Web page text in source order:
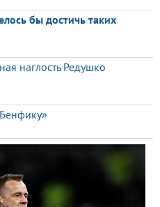
бы достичь таких
наглость Редушко